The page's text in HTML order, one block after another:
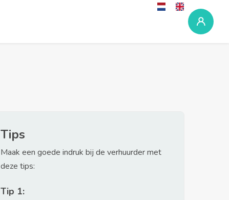
Tips
Maak een goede indruk bij de verhuurder met
deze tips:
Tip 1: